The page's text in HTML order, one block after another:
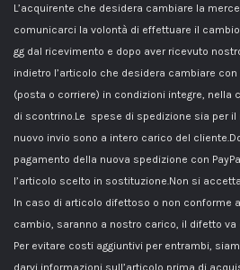
L’acquirente che desidera cambiare la
comunicarci la volontà di effettuare il
gg dal ricevimento e dopo aver ricevuto
indietro l’articolo che desidera cambiare
(posta o corriere) in condizioni integre, nella
di scontrino.Le spese di spedizione sia per
nuovo invio sono a intero carico del
pagamento della nuova spedizione con
l’articolo scelto in sostituzione.Non si
In caso di articolo difettoso o non conforme
cambio, saranno a nostro carico, il difetto
Per evitare costi aggiuntivi per entrambi,
darvi informazioni sull’articolo prima di